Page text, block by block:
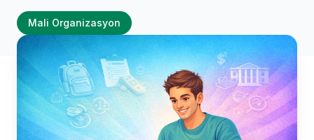
Mali Organizasyon